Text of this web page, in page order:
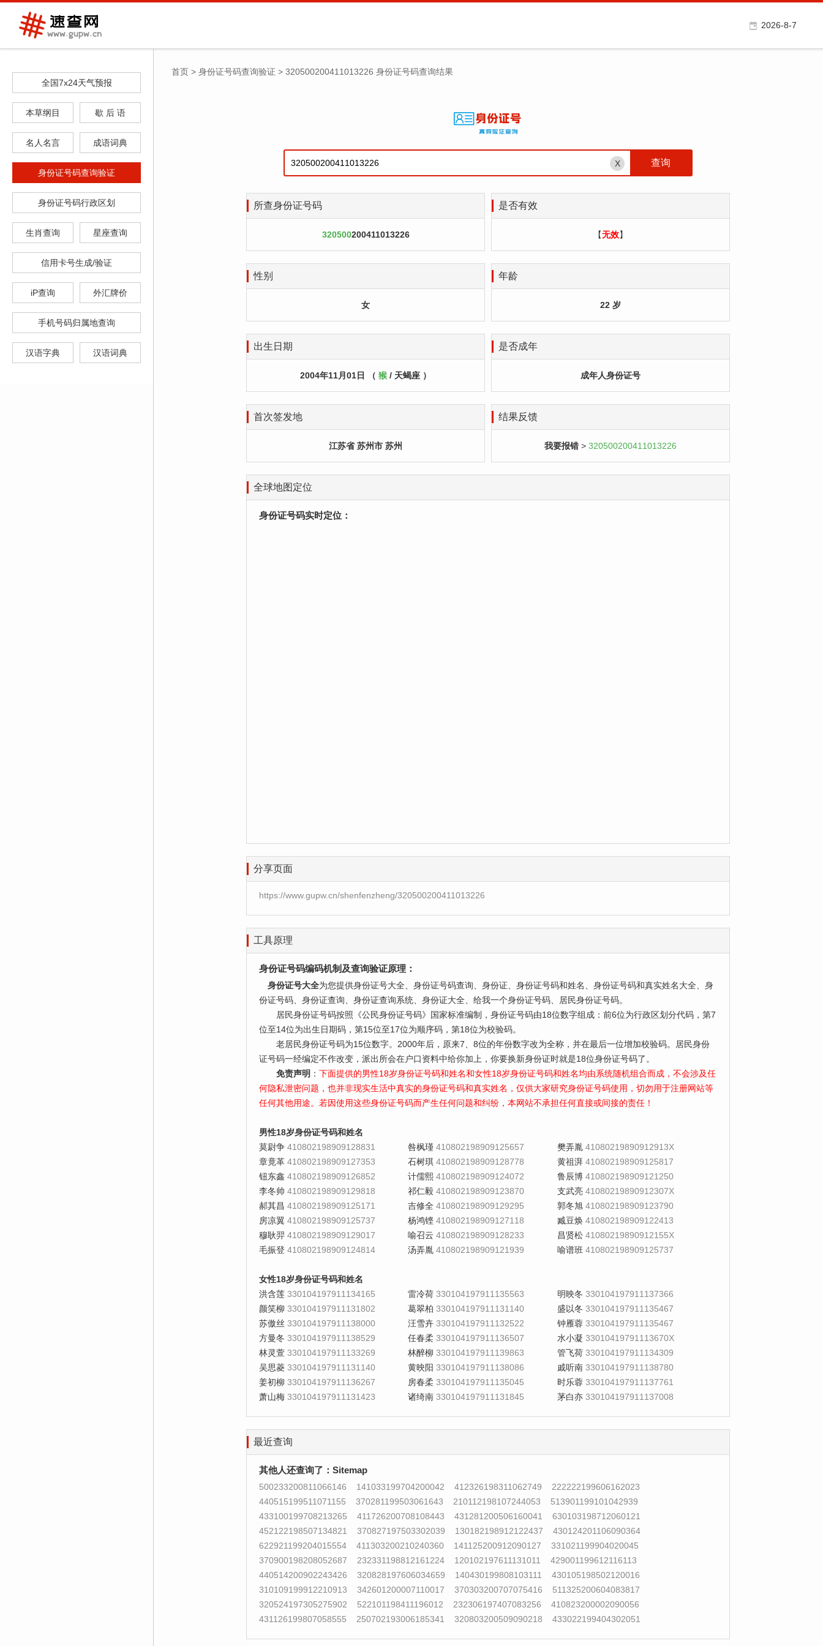
2026-8-7
全国7x24天气预报
本草纲目 歇 后 语
名人名言 成语词典
身份证号码查询验证
身份证号码行政区划
生肖查询 星座查询
信用卡号生成/验证
iP查询 外汇牌价
手机号码归属地查询
汉语字典 汉语词典
首页 > 身份证号码查询验证 > 320500200411013226 身份证号码查询结果
X
所查身份证号码
320500200411013226
是否有效
【无效】
性别
女
年龄
22 岁
出生日期
2004年11月01日 （ 猴 / 天蝎座 ）
是否成年
成年人身份证号
首次签发地
江苏省 苏州市 苏州
结果反馈
我要报错 > 320500200411013226
全球地图定位
身份证号码实时定位：
分享页面
https://www.gupw.cn/shenfenzheng/320500200411013226
工具原理
身份证号码编码机制及查询验证原理：
身份证号大全为您提供身份证号大全、身份证号码查询、身份证、身份证号码和姓名、身份证号码和真实姓名大全、身
份证号码、身份证查询、身份证查询系统、身份证大全、给我一个身份证号码、居民身份证号码。
居民身份证号码按照《公民身份证号码》国家标准编制，身份证号码由18位数字组成：前6位为行政区划分代码，第7
位至14位为出生日期码，第15位至17位为顺序码，第18位为校验码。
老居民身份证号码为15位数字。2000年后，原来7、8位的年份数字改为全称，并在最后一位增加校验码。居民身份
证号码一经编定不作改变，派出所会在户口资料中给你加上，你要换新身份证时就是18位身份证号码了。
免责声明 ： 下面提供的男性18岁身份证号码和姓名和女性18岁身份证号码和姓名均由系统随机组合而成，不会涉及任
何隐私泄密问题，也并非现实生活中真实的身份证号码和真实姓名，仅供大家研究身份证号码使用，切勿用于注册网站等
任何其他用途。若因使用这些身份证号码而产生任何问题和纠纷，本网站不承担任何直接或间接的责任！
男性18岁身份证号码和姓名
莫尉争 410802198909128831 咎枫瑾 410802198909125657 樊弄胤 41080219890912913X
章竟革 410802198909127353 石树琪 410802198909128778 黄祖湃 410802198909125817
钮东鑫 410802198909126852 计儒熙 410802198909124072 鲁辰博 410802198909121250
李冬帅 410802198909129818 祁仁毅 410802198909123870 支武亮 41080219890912307X
郝其昌 410802198909125171 吉修全 410802198909129295 郭冬旭 410802198909123790
房凉翼 410802198909125737 杨鸿铿 410802198909127118 臧豆焕 410802198909122413
穆耿羿 410802198909129017 喻召云 410802198909128233 昌贤松 41080219890912155X
毛振登 410802198909124814 汤弄胤 410802198909121939 喻谱班 410802198909125737
女性18岁身份证号码和姓名
洪含莲 330104197911134165 雷冷荷 330104197911135563 明映冬 330104197911137366
颜笑柳 330104197911131802 葛翠柏 330104197911131140 盛以冬 330104197911135467
苏傲丝 330104197911138000 汪雪卉 330104197911132522 钟雁蓉 330104197911135467
方曼冬 330104197911138529 任春柔 330104197911136507 水小凝 33010419791113670X
林灵萱 330104197911133269 林醉柳 330104197911139863 管飞荷 330104197911134309
吴思菱 330104197911131140 黄映阳 330104197911138086 戚听南 330104197911138780
姜初柳 330104197911136267 房春柔 330104197911135045 时乐蓉 330104197911137761
萧山梅 330104197911131423 诸绮南 330104197911131845 茅白亦 330104197911137008
最近查询
其他人还查询了： Sitemap
500233200811066146 141033199704200042 412326198311062749
222222199606162023
440515199511071155
370281199503061643 210112198107244053
513901199101042939
433100199708213265
411726200708108443 431281200506160041
630103198712060121
452122198507134821
370827197503302039 130182198912122437
430124201106090364
622921199204015554
411303200210240360 141125200912090127
331021199904020045
370900198208052687
232331198812161224 120102197611131011
429001199612116113
440514200902243426
320828197606034659 140430199808103111
430105198502120016
310109199912210913
342601200007110017 370303200707075416
511325200604083817
320524197305275902
522101198411196012 232306197407083256
410823200002090056
431126199807058555
250702193006185341 320803200509090218 433022199404302051